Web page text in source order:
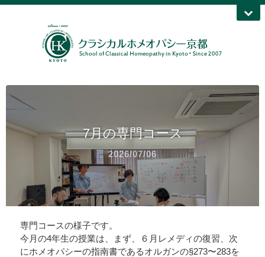
7月の専門コース
2026/07/06
専門コースの様子です。
今月の4年生の授業は、まず、６月レメディの復習、次
にホメオパシーの指南書であるオルガンの§273〜283を